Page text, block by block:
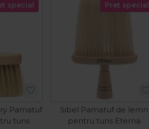
special
Pamatuf
tuns
Pret special
Sibel Pamatuf de lemn
pentru tuns Eterna